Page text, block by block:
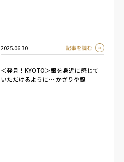
2025.06.30
＜発見！KYOTO＞銀を身近に感じて
いただけるように… かざりや鐐